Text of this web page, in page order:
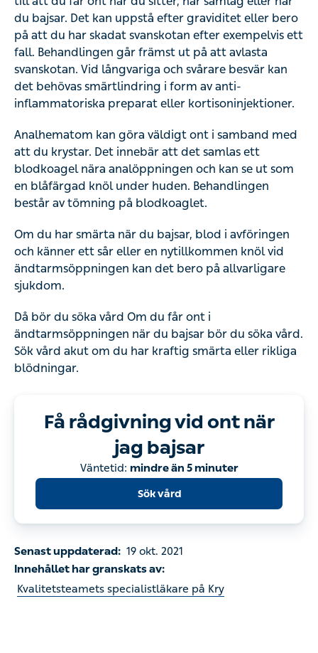
går främst ut på att avlasta svanskotan. Vid långvariga
och svårare besvär kan det behövas smärtlindring i form
av anti-inflammatoriska preparat eller kortisoninjektioner.
Analhematom kan göra väldigt ont i samband med att du
krystar. Det innebär att det samlas ett blodkoagel nära
analöppningen och kan se ut som en blåfärgad knöl
blodkoaglet.
Om du har smärta när du bajsar, blod i avföringen och
känner ett sår eller en nytillkommen knöl vid
ändtarmsöppningen kan det bero på allvarligare sjukdom.
Då bör du söka vård Om du får ont i ändtarmsöppningen
när du bajsar bör du söka vård. Sök vård akut om du har
kraftig smärta eller rikliga blödningar.
Få rådgivning vid ont när jag
bajsar
Senast uppdaterad: 19 okt. 2021
Innehållet har granskats av:
Kvalitetsteamets specialistläkare på Kry